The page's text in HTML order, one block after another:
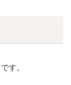
す。